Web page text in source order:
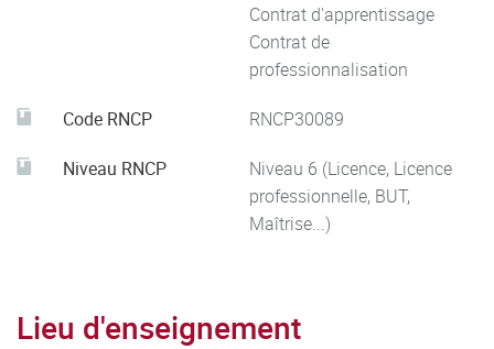
Contrat d'apprentissage
Contrat de
professionnalisation
Code RNCP RNCP30089
Niveau RNCP
Niveau 6 (Licence, Licence
professionnelle, BUT,
Maîtrise...)
Lieu d'enseignement